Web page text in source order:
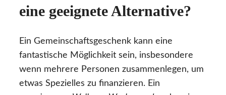
eine geeignete Alternative?
Ein Gemeinschaftsgeschenk kann eine
fantastische Möglichkeit sein, insbesondere
wenn mehrere Personen zusammenlegen, um
etwas Spezielles zu finanzieren. Ein